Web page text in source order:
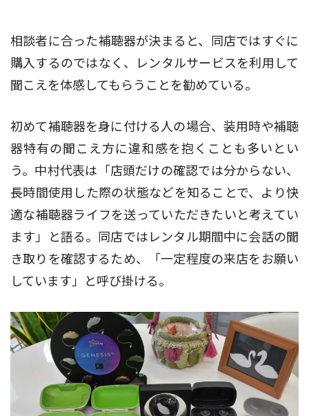
相談者に合った補聴器が決まると、同店ではすぐに
購入するのではなく、レンタルサービスを利用して
聞こえを体感してもらうことを勧めている。
初めて補聴器を身に付ける人の場合、装用時や補聴
器特有の聞こえ方に違和感を抱くことも多いとい
う。中村代表は「店頭だけの確認では分からない、
長時間使用した際の状態などを知ることで、より快
適な補聴器ライフを送っていただきたいと考えてい
ます」と語る。同店ではレンタル期間中に会話の聞
き取りを確認するため、「一定程度の来店をお願い
しています」と呼び掛ける。